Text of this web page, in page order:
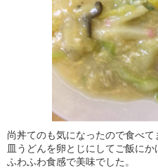
尚丼てのも気になったので食べて
皿うどんを卵とじにしてご飯にか
ふわふわ食感で美味でした。